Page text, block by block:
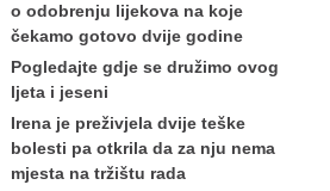
o odobrenju lijekova na koje
čekamo gotovo dvije godine
Pogledajte gdje se družimo ovog
ljeta i jeseni
Irena je preživjela dvije teške
bolesti pa otkrila da za nju nema
mjesta na tržištu rada